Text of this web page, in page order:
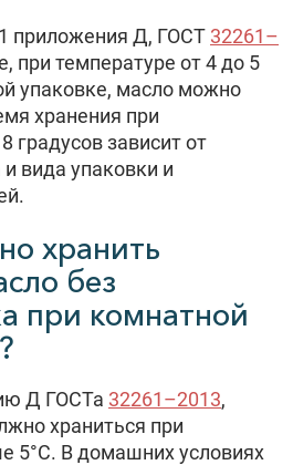
приложения Д, ГОСТ 32261–
при температуре от 4 до 5
упаковке, масло можно
хранения при
градусов зависит от
вида упаковки и
хранить
без
при комнатной
Д ГОСТа 32261–2013,
храниться при
5°С. В домашних условиях